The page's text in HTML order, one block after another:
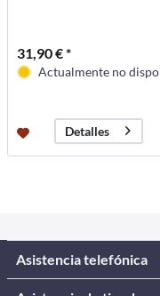
31,90 € *
Actualmente no
Detalles
Asistencia telefónica